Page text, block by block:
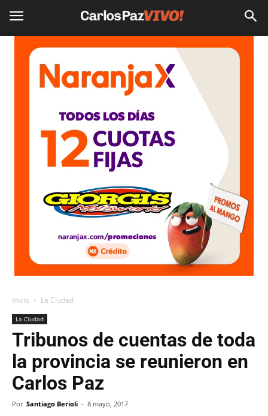
Inicio La Ciudad
La Ciudad
Tribunos de cuentas de toda
la provincia se reunieron en
Carlos Paz
Por Santiago Berioli - 8 mayo, 2017